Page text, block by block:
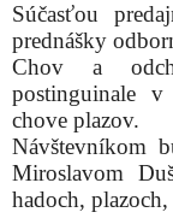
Súčasťou
prednášky
Chov a
postinguinale
chove plazov.
Návštevníkom
Miroslavom
hadoch,